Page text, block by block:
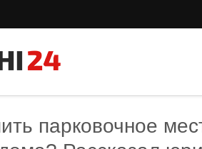
парковочное